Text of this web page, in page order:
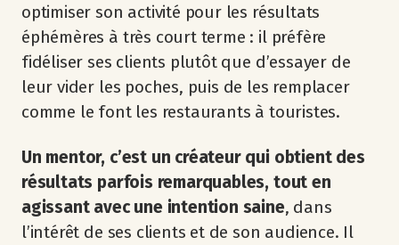
optimiser son activité pour les résultats
éphémères à très court terme : il préfère
fidéliser ses clients plutôt que d’essayer de
leur vider les poches, puis de les remplacer
comme le font les restaurants à touristes.
Un mentor, c’est un créateur qui obtient des
résultats parfois remarquables, tout en
agissant avec une intention saine, dans
l’intérêt de ses clients et de son audience. Il